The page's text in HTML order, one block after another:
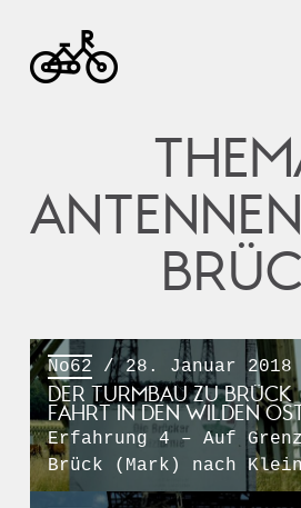
No62 / 28. Januar 2018
DER TURMBAU ZU BRÜCK
FAHRT IN DEN WILDEN
Erfahrung 4 – Auf
Brück (Mark) nach